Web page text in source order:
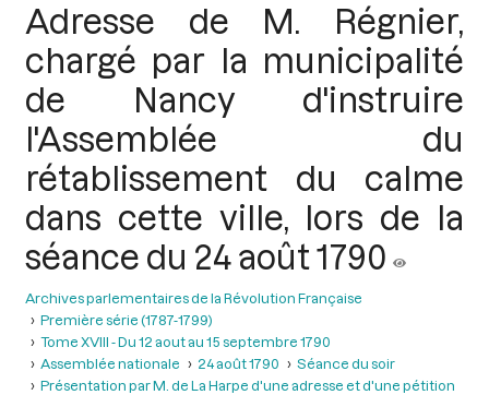
Adresse de M. Régnier,
chargé par la municipalité
de Nancy d'instruire
l'Assemblée du
rétablissement du calme
dans cette ville, lors de la
séance du 24 août 1790
Archives parlementaires de la Révolution Française
Première série (1787-1799)
Tome XVIII - Du 12 aout au 15 septembre 1790
Assemblée nationale
24 août 1790
Séance du soir
Présentation par M. de La Harpe d'une adresse et d'une pétition